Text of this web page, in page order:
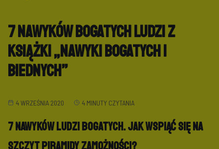
7 Nawyków bogatych ludzi z
książki „Nawyki bogatych i
biednych”
4 WRZEŚNIA 2020 4 MINUTY CZYTANIA
7 nawyków ludzi bogatych. Jak wspiąć się na
szczyt piramidy zamożności?